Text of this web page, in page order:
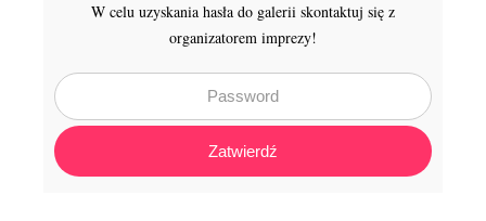
W celu uzyskania hasła do galerii skontaktuj się z
organizatorem imprezy!
Zatwierdź